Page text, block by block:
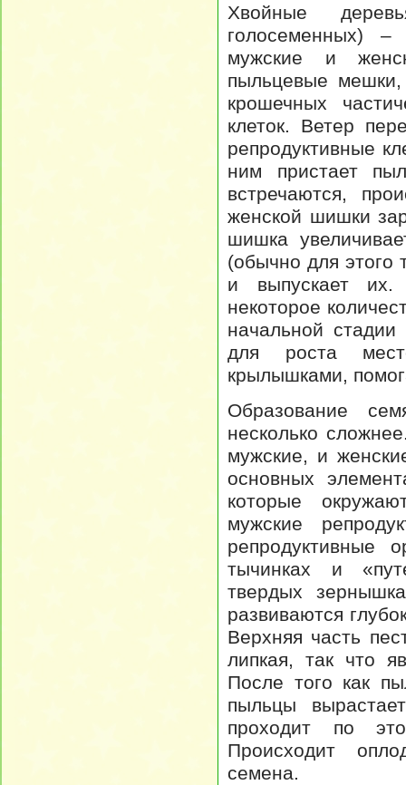
Хвойные
голосеменных)
мужские и
пыльцевые
крошечных
клеток. Ветер
репродуктивные
ним пристает
встречаются,
женской шишки
шишка
(обычно для этого
и выпускает
некоторое
начальной
для роста
крылышками,
Образование
несколько
мужские, и
основных
которые
мужские
репродуктивные
тычинках и
твердых
развиваются
Верхняя часть
липкая, так что
После того как
пыльцы
проходит по
Происходит
семена.